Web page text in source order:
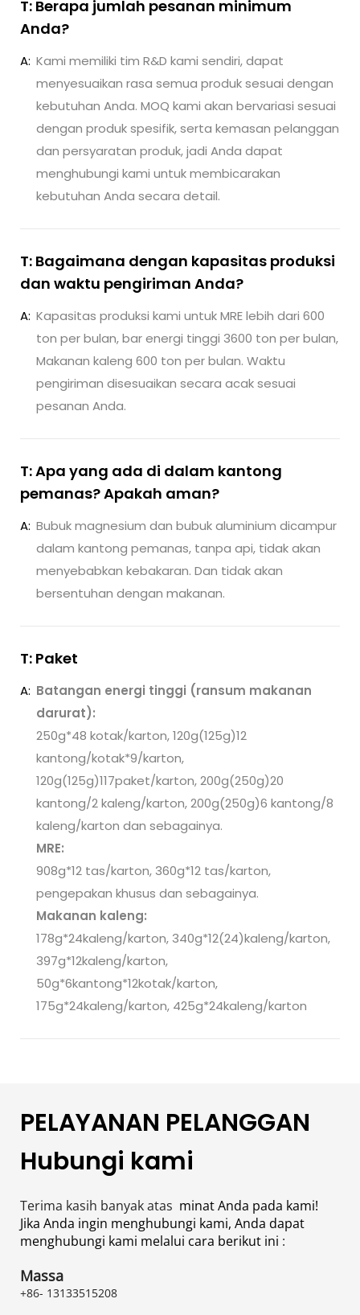
T: Berapa jumlah pesanan minimum
Anda?
A: Kami memiliki tim R&D kami sendiri, dapat
menyesuaikan rasa semua produk sesuai dengan
kebutuhan Anda. MOQ kami akan bervariasi sesuai
dengan produk spesifik, serta kemasan pelanggan
dan persyaratan produk, jadi Anda dapat
menghubungi kami untuk membicarakan
kebutuhan Anda secara detail.
T: Bagaimana dengan kapasitas produksi
dan waktu pengiriman Anda?
A: Kapasitas produksi kami untuk MRE lebih dari 600
ton per bulan, bar energi tinggi 3600 ton per bulan,
Makanan kaleng 600 ton per bulan. Waktu
pengiriman disesuaikan secara acak sesuai
pesanan Anda.
T: Apa yang ada di dalam kantong
pemanas? Apakah aman?
A: Bubuk magnesium dan bubuk aluminium dicampur
dalam kantong pemanas, tanpa api, tidak akan
menyebabkan kebakaran. Dan tidak akan
bersentuhan dengan makanan.
T: Paket
A: Batangan energi tinggi (ransum makanan
darurat):
250g*48 kotak/karton, 120g(125g)12
kantong/kotak*9/karton,
120g(125g)117paket/karton, 200g(250g)20
kantong/2 kaleng/karton, 200g(250g)6 kantong/8
kaleng/karton dan sebagainya.
MRE:
908g*12 tas/karton, 360g*12 tas/karton,
pengepakan khusus dan sebagainya.
Makanan kaleng:
178g*24kaleng/karton, 340g*12(24)kaleng/karton,
397g*12kaleng/karton,
50g*6kantong*12kotak/karton,
175g*24kaleng/karton, 425g*24kaleng/karton
PELAYANAN PELANGGAN
Hubungi kami
Terima kasih banyak atas minat Anda pada kami!
Jika Anda ingin menghubungi kami, Anda dapat
menghubungi kami melalui cara berikut ini :
Massa
+86- 13133515208